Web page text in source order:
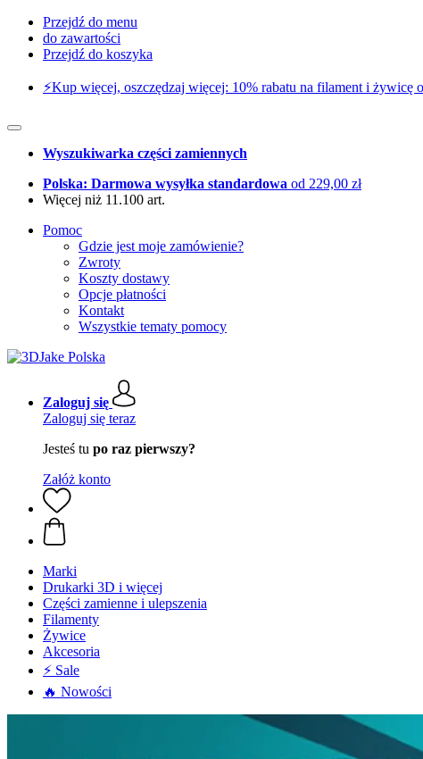
Przejdź do menu
do zawartości
Przejdź do koszyka
⚡️Kup więcej, oszczędzaj więcej: 10% rabatu na filament i żywicę
Wyszukiwarka części zamiennych
Polska: Darmowa wysyłka standardowa od 229,00 zł
Więcej niż 11.100 art.
Pomoc
Gdzie jest moje zamówienie?
Zwroty
Koszty dostawy
Opcje płatności
Kontakt
Wszystkie tematy pomocy
Zaloguj się
Zaloguj się teraz
Jesteś tu po raz pierwszy?
Załóż konto
Marki
Drukarki 3D i więcej
Części zamienne i ulepszenia
Filamenty
Żywice
Akcesoria
⚡ Sale
🔥 Nowości